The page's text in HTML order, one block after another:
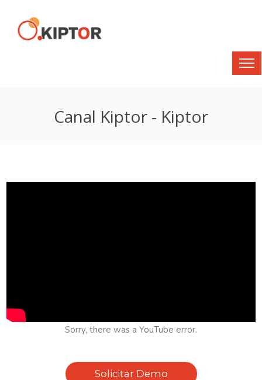
Canal Kiptor - Kiptor
Sorry, there was a YouTube error.
Solicitar Demo